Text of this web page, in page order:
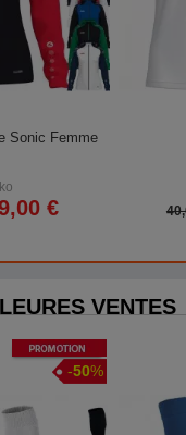
Sonic Femme
€
VENTES
Promotion
-50%